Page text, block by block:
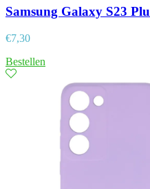
Samsung Galaxy S23
€7,30
Bestellen